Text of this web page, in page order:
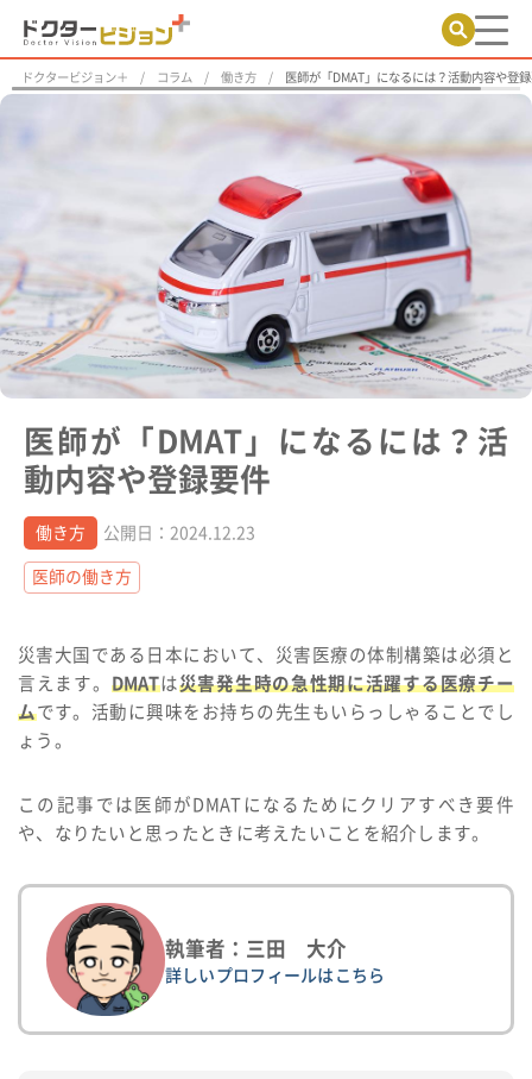
ドクタービジョン＋ コラム 働き方 医師が「DMAT」になるには？活動内容や登
医師が「DMAT」になるには？活
動内容や登録要件
働き方 公開日：2024.12.23
医師の働き方
災害大国である日本において、災害医療の体制構築は必須と
言えます。 DMATは災害発生時の急性期に活躍する医療チー
ムです。活動に興味をお持ちの先生もいらっしゃることでし
ょう。
この記事では医師がDMATになるためにクリアすべき要件
や、なりたいと思ったときに考えたいことを紹介します。
執筆者：三田 大介
詳しいプロフィールはこちら